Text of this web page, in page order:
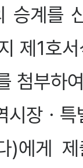
승계를
제1호
첨부하
장ㆍ특
)에게